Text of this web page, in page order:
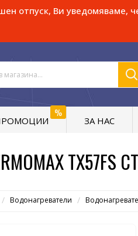
отпуск, Ви уведомяваме,
%
ЗА НАС
Водонагреватели
TX57FS